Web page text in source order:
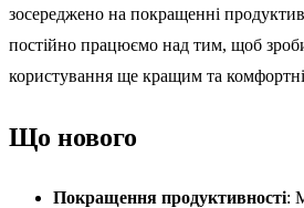
зосереджено на покращенні
постійно працюємо над тим, щоб
користування ще кращим та
Що нового
Покращення продуктивності: